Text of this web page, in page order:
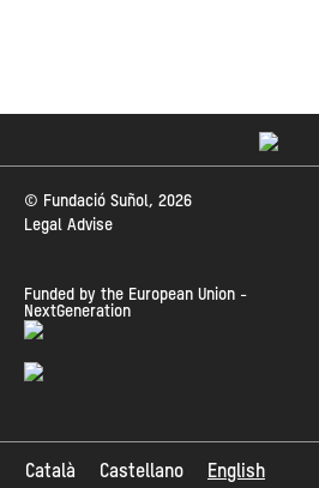
© Fundació Suñol, 2026
Legal Advise
Funded by the European Union -
NextGeneration
Català Castellano English